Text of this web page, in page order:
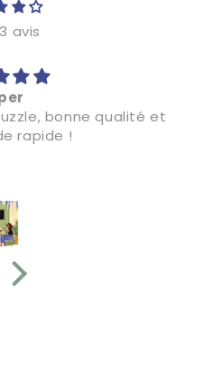
avis
bonne qualité et
rapide !